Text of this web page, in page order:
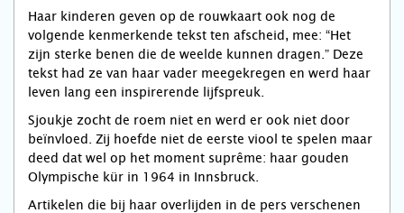
Haar kinderen geven op de rouwkaart ook nog de
volgende kenmerkende tekst ten afscheid, mee: “Het
zijn sterke benen die de weelde kunnen dragen.” Deze
tekst had ze van haar vader meegekregen en werd haar
leven lang een inspirerende lijfspreuk.
Sjoukje zocht de roem niet en werd er ook niet door
beïnvloed. Zij hoefde niet de eerste viool te spelen maar
deed dat wel op het moment suprême: haar gouden
Olympische kür in 1964 in Innsbruck.
Artikelen die bij haar overlijden in de pers verschenen